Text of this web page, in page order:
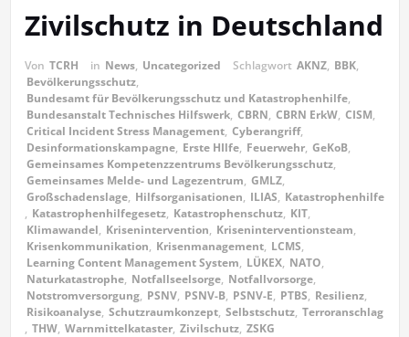
Zivilschutz in Deutschland
Von TCRH in News, Uncategorized Schlagwort AKNZ, BBK,
Bevölkerungsschutz,
Bundesamt für Bevölkerungsschutz und Katastrophenhilfe,
Bundesanstalt Technisches Hilfswerk, CBRN, CBRN ErkW, CISM,
Critical Incident Stress Management, Cyberangriff,
Desinformationskampagne, Erste HIlfe, Feuerwehr, GeKoB,
Gemeinsames Kompetenzzentrums Bevölkerungsschutz,
Gemeinsames Melde- und Lagezentrum, GMLZ,
Großschadenslage, Hilfsorganisationen, ILIAS, Katastrophenhilfe
, Katastrophenhilfegesetz, Katastrophenschutz, KIT,
Klimawandel, Krisenintervention, Kriseninterventionsteam,
Krisenkommunikation, Krisenmanagement, LCMS,
Learning Content Management System, LÜKEX, NATO,
Naturkatastrophe, Notfallseelsorge, Notfallvorsorge,
Notstromversorgung, PSNV, PSNV-B, PSNV-E, PTBS, Resilienz,
Risikoanalyse, Schutzraumkonzept, Selbstschutz, Terroranschlag
, THW, Warnmittelkataster, Zivilschutz, ZSKG